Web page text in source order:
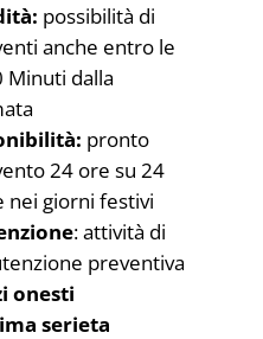
possibilità di
anche entro le
Minuti dalla
pronto
24 ore su 24
nei giorni festivi
: attività di
preventiva
onesti
serieta